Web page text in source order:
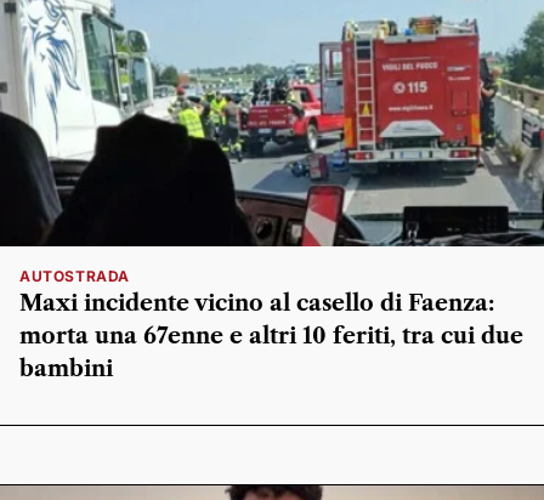
AUTOSTRADA
Maxi incidente vicino al casello di Faenza:
morta una 67enne e altri 10 feriti, tra cui due
bambini